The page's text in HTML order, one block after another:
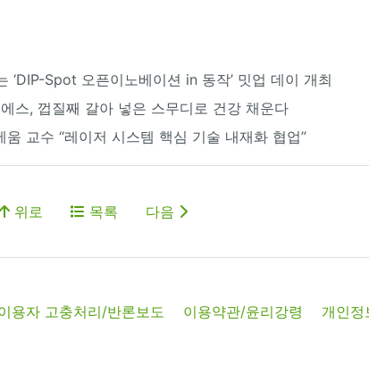
‘DIP-Spot 오픈이노베이션 in 동작’ 밋업 데이 개최
스, 껍질째 갈아 넣은 스무디로 건강 채운다
교수 “레이저 시스템 핵심 기술 내재화 협업”
위로 목록 다음
용자 고충처리/반론보도 이용약관/윤리강령 개인정